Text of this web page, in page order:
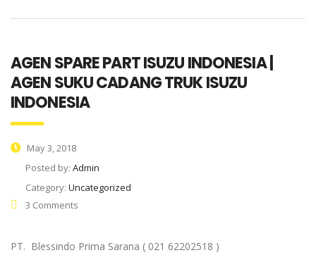
AGEN SPARE PART ISUZU INDONESIA |
AGEN SUKU CADANG TRUK ISUZU
INDONESIA
May 3, 2018
Posted by: Admin
Category: Uncategorized
3 Comments
PT. Blessindo Prima Sarana ( 021 62202518 )